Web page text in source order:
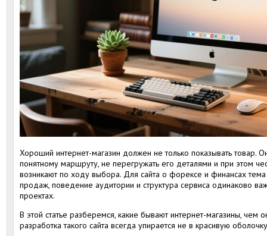
Хороший интернет-магазин должен не только показывать товар.
понятному маршруту, не перегружать его деталями и при этом
возникают по ходу выбора. Для сайта о форексе и финансах
продаж, поведение аудитории и структура сервиса одинаково
проектах.
В этой статье разберемся, какие бывают интернет-магазины,
разработка такого сайта всегда упирается не в красивую